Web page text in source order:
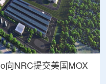
向NRC提交美国MOX